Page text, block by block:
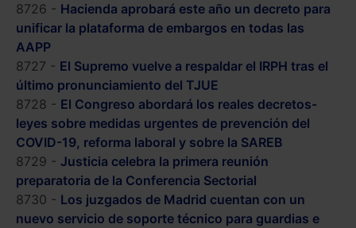
8726 - Hacienda aprobará este año un decreto para
unificar la plataforma de embargos en todas las
AAPP
8727 - El Supremo vuelve a respaldar el IRPH tras el
último pronunciamiento del TJUE
8728 - El Congreso abordará los reales decretos-
leyes sobre medidas urgentes de prevención del
COVID-19, reforma laboral y sobre la SAREB
8729 - Justicia celebra la primera reunión
preparatoria de la Conferencia Sectorial
8730 - Los juzgados de Madrid cuentan con un
nuevo servicio de soporte técnico para guardias e